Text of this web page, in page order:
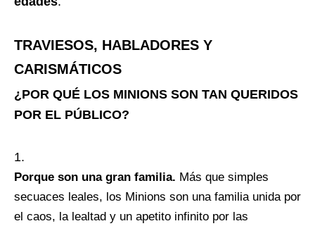
TRAVIESOS, HABLADORES Y
CARISMÁTICOS
¿POR QUÉ LOS MINIONS SON TAN QUERIDOS
POR EL PÚBLICO?
Porque son una gran familia. Más que simples
secuaces leales, los Minions son una familia unida por
el caos, la lealtad y un apetito infinito por las